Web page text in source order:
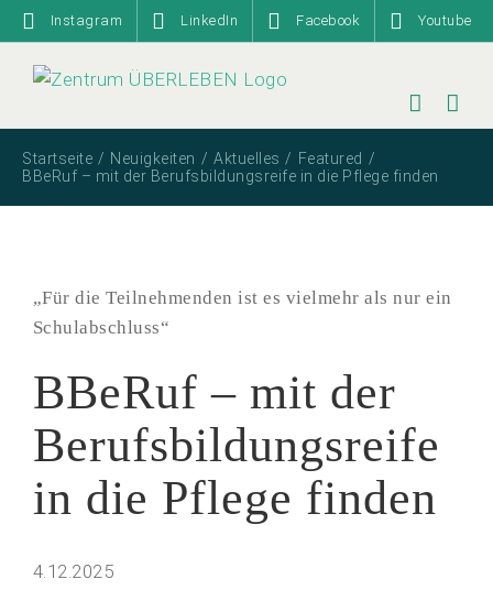
Zum
Inhalt
springen
Instagram LinkedIn Facebook Youtube
Startseite Neuigkeiten Aktuelles
Featured
BBeRuf – mit der Berufsbildungsreife in die Pflege finden
„Für die Teilnehmenden ist es vielmehr als nur ein
Schulabschluss“
BBeRuf – mit der
Berufsbildungsreife
in die Pflege finden
4.12.2025